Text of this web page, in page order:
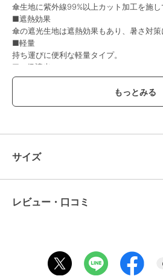
傘生地に紫外線99%以上カット加工を施し
■遮熱効果
傘の遮光生地は遮熱効果もあり、暑さ対策
■軽量
持ち運びに便利な軽量タイプ。
■一級遮光
遮光率99.99％以上カットの一級遮光生地
■傘を開くとき
<安全ロクロについて>
（ロクロ＝開くときにスライドさせる箇所
傘を開く際は、ボタンを押し上げ、先端
指を離して、
サイズ
レビュー・口コミ